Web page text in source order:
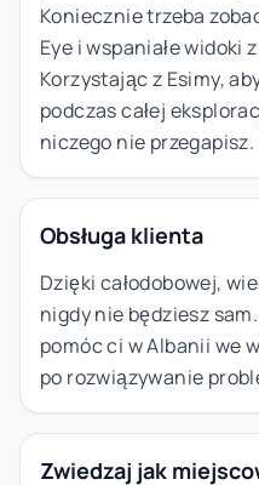
Koniecznie trzeba
Eye i wspaniałe widoki
Korzystając z Esimy,
podczas całej
niczego nie przegapisz.
Obsługa klienta
Dzięki całodobowej,
nigdy nie będziesz
pomóc ci w Albanii we
po rozwiązywanie
Zwiedzaj jak